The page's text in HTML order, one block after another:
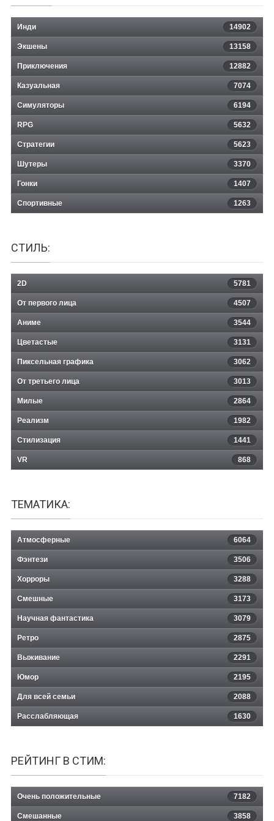
Инди 14902
Экшены 13158
Приключения 12882
Казуальная 7074
Симуляторы 6194
RPG 5632
Стратегии 5623
Шутеры 3370
Гонки 1407
Спортивные 1263
СТИЛЬ:
2D 5781
От первого лица 4507
Аниме 3544
Цветастые 3131
Пиксельная графика 3062
От третьего лица 3013
Милые 2864
Реализм 1982
Стилизация 1441
VR 868
ТЕМАТИКА:
Атмосферные 6064
Фэнтези 3506
Хорроры 3288
Смешные 3173
Научная фантастика 3079
Ретро 2875
Выживание 2291
Юмор 2195
Для всей семьи 2088
Расслабляющая 1630
РЕЙТИНГ В СТИМ:
Очень положительные 7182
Смешанные 3858